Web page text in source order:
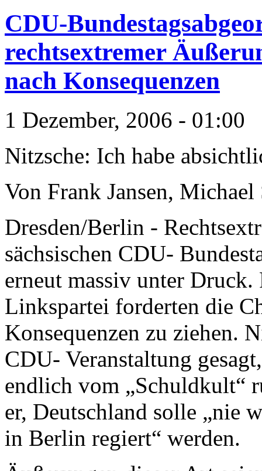
CDU-
rechtsextremer
nach Konsequenzen
1 Dezember, 2006 - 01:00
Nitzsche: Ich habe
Von Frank Jansen,
Dresden/Berlin -
sächsischen CDU-
erneut massiv unter
Linkspartei forderten die
Konsequenzen zu ziehen.
CDU- Veranstaltung
endlich vom „Schuldkult“
er, Deutschland solle „nie
in Berlin regiert“ werden.